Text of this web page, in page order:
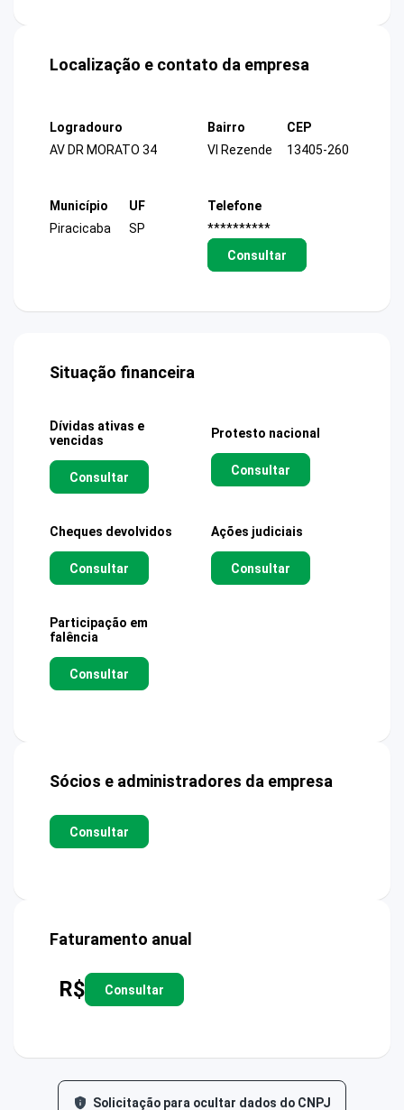
Localização e contato da empresa
Logradouro
AV DR MORATO 34
Bairro
Vl Rezende
CEP
13405-260
Município
Piracicaba
UF
SP
Telefone
**********
Consultar
Situação financeira
Dívidas ativas e
vencidas
Consultar
Protesto nacional
Consultar
Cheques devolvidos
Consultar
Ações judiciais
Consultar
Participação em
falência
Consultar
Sócios e administradores da empresa
Consultar
Faturamento anual
R$ Consultar
Solicitação para ocultar dados do CNPJ